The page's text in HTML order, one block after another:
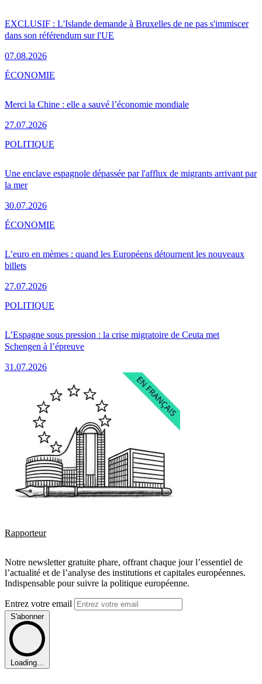
EXCLUSIF : L'Islande demande à Bruxelles de ne pas s'immiscer
dans son référendum sur l'UE
07.08.2026
Merci la Chine : elle a sauvé l’économie mondiale
27.07.2026
ÉCONOMIE
Une enclave espagnole dépassée par l'afflux de migrants arrivant par
la mer
30.07.2026
POLITIQUE
L’euro en mèmes : quand les Européens détournent les nouveaux
billets
27.07.2026
ÉCONOMIE
L’Espagne sous pression : la crise migratoire de Ceuta met
Schengen à l’épreuve
31.07.2026
POLITIQUE
Rapporteur
Notre newsletter gratuite phare, offrant chaque jour l’essentiel de
l’actualité et de l’analyse des institutions et capitales européennes.
Indispensable pour suivre la politique européenne.
Entrez votre email
S'abonner
Loading...